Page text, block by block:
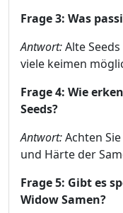
Frage 3: Was
Antwort:Alte
viele keimen
Frage 4: Wie
Seeds?
Antwort:Achten
und Härte der
Frage 5: Gibt es
Widow Samen?